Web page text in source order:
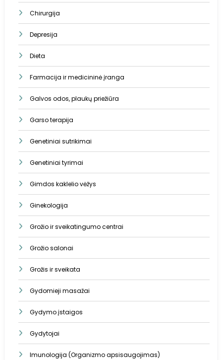
Chirurgija
Depresija
Dieta
Farmacija ir medicininė įranga
Galvos odos, plaukų priežiūra
Garso terapija
Genetiniai sutrikimai
Genetiniai tyrimai
Gimdos kaklelio vėžys
Ginekologija
Grožio ir sveikatingumo centrai
Grožio salonai
Grožis ir sveikata
Gydomieji masažai
Gydymo įstaigos
Gydytojai
Imunologija (Organizmo apsisaugojimas)